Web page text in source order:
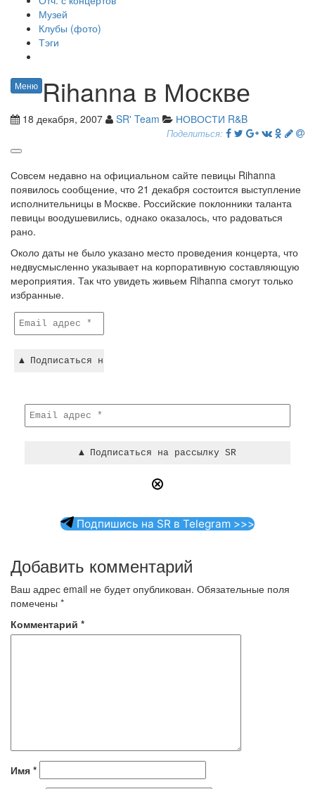
Музей
Клубы (фото)
Тэги
Меню Rihanna в Москве
18 декабря, 2007 SR' Team НОВОСТИ R&B
Поделиться:
Совсем недавно на официальном сайте певицы Rihanna
появилось сообщение, что 21 декабря состоится выступление
исполнительницы в Москве. Российские поклонники таланта
певицы воодушевились, однако оказалось, что радоваться
рано.
Около даты не было указано место проведения концерта, что
недвусмысленно указывает на корпоративную составляющую
мероприятия. Так что увидеть живьем Rihanna смогут только
избранные.
Подпишись на SR в Telegram >>>
Добавить комментарий
Ваш адрес email не будет опубликован. Обязательные поля
помечены *
Комментарий *
Имя *